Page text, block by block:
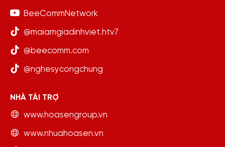
BeeCommNetwork
@maiamgiadinhviet.htv7
@beecomm.com
@nghesycongchung
NHÀ TÀI TRỢ
www.hoasengroup.vn
www.nhuahoasen.vn